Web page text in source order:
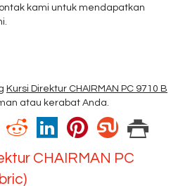
kami untuk mendapatkan
Kursi Direktur CHAIRMAN PC 9710 B
atau kerabat Anda.
CHAIRMAN PC